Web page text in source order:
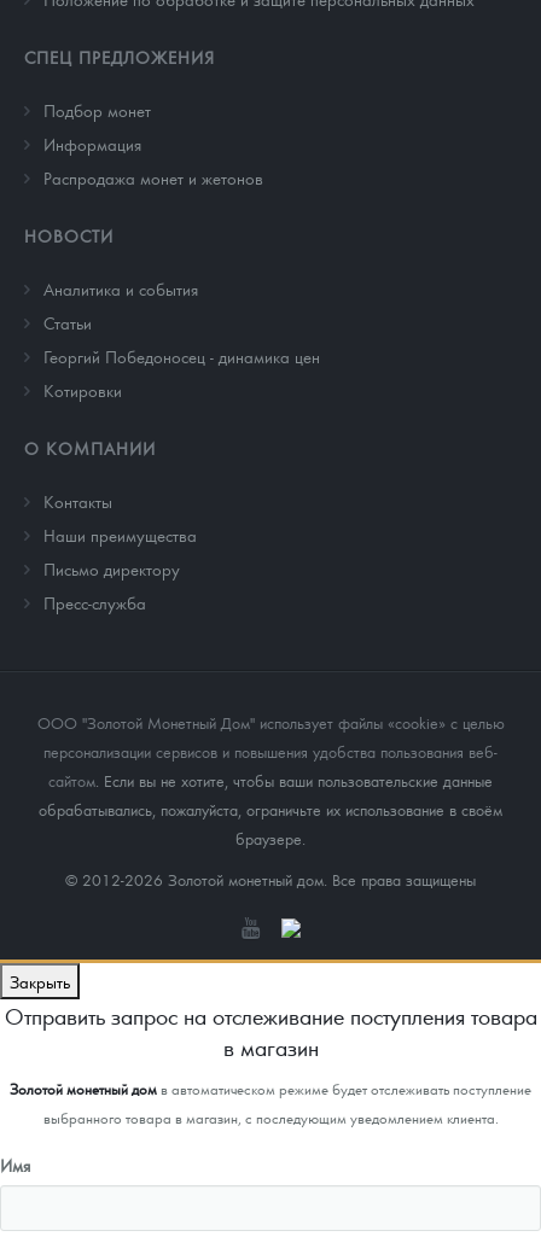
СПЕЦ ПРЕДЛОЖЕНИЯ
Подбор монет
Информация
Распродажа монет и жетонов
НОВОСТИ
Аналитика и события
Cтатьи
Георгий Победоносец - динамика цен
Котировки
О КОМПАНИИ
Контакты
Наши преимущества
Письмо директору
Пресс-служба
ООО "Золотой Монетный Дом" использует файлы «cookie» с целью
персонализации сервисов и повышения удобства пользования веб-
сайтом . Если вы не хотите, чтобы ваши пользовательские данные
обрабатывались, пожалуйста, ограничьте их использование в своём
браузере.
© 2012-2026 Золотой монетный дом. Все права защищены
Закрыть
Отправить запрос на отслеживание поступления товара
в магазин
Золотой монетный домв автоматическом режиме будет отслеживать поступление
выбранного товара в магазин, с последующим уведомлением клиента.
Имя